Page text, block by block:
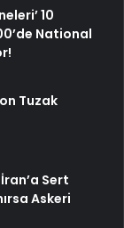
10
National
Tuzak
Sert
Askeri